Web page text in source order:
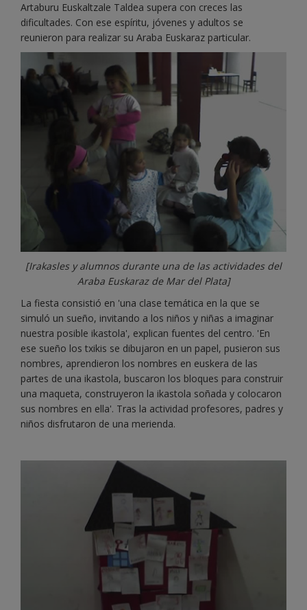
Artaburu Euskaltzale Taldea supera con creces las
dificultades. Con ese espíritu, jóvenes y adultos se
reunieron para realizar su Araba Euskaraz particular.
[Irakasles y alumnos durante una de las actividades del
Araba Euskaraz de Mar del Plata]
La fiesta consistió en 'una clase temática en la que se
simuló un sueño, invitando a los niños y niñas a imaginar
nuestra posible ikastola', explican fuentes del centro. 'En
ese sueño los txikis se dibujaron en un papel, pusieron sus
nombres, aprendieron los nombres en euskera de las
partes de una ikastola, buscaron los bloques para construir
una maqueta, construyeron la ikastola soñada y colocaron
sus nombres en ella'. Tras la actividad profesores, padres y
niños disfrutaron de una merienda.